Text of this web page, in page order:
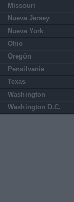
Missouri
Nueva Jersey
Nueva York
Ohio
Oregón
Pensilvania
Texas
Washington
Washington D.C.